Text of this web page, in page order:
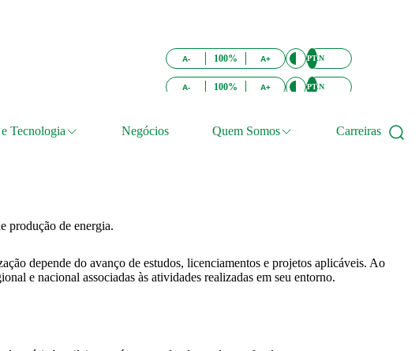
A- 100% A+ PTEN
A- 100% A+ PTEN
Tecnologia Negócios Quem Somos Carreiras
produção de energia.
depende do avanço de estudos, licenciamentos e projetos aplicáveis. Ao
e nacional associadas às atividades realizadas em seu entorno.